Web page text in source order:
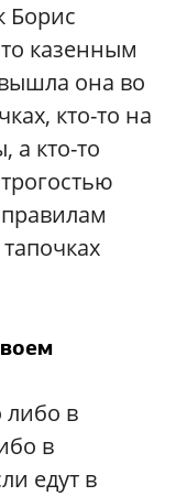
Борис
казенным
она во
кто-то на
а кто-то
в
в
едут в